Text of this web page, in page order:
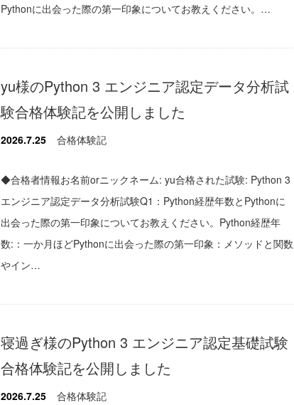
Pythonに出会った際の第一印象についてお教えください。…
yu様のPython 3 エンジニア認定データ分析試
験合格体験記を公開しました
2026.7.25 合格体験記
◆合格者情報お名前orニックネーム: yu合格された試験: Python 3
エンジニア認定データ分析試験Q1：Python経歴年数とPythonに
出会った際の第一印象についてお教えください。Python経歴年
数:：一か月ほどPythonに出会った際の第一印象：メソッドと関数
やイン…
寝過ぎ様のPython 3 エンジニア認定基礎試験
合格体験記を公開しました
2026.7.25 合格体験記